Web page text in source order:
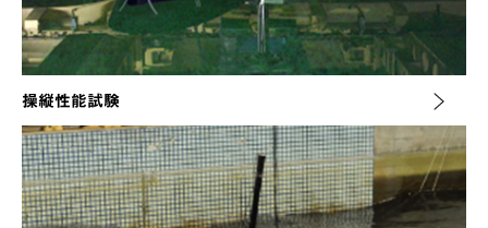
操縦性能試験